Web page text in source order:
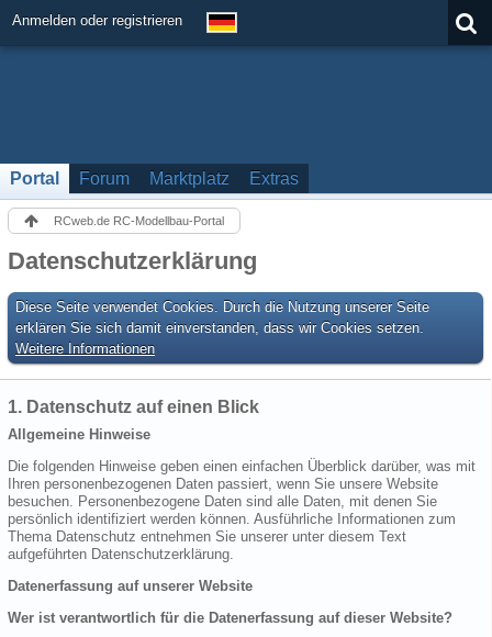
Anmelden oder registrieren
Portal Forum Marktplatz Extras
RCweb.de RC-Modellbau-Portal
Datenschutzerklärung
Diese Seite verwendet Cookies. Durch die Nutzung unserer Seite
erklären Sie sich damit einverstanden, dass wir Cookies setzen.
Weitere Informationen
1. Datenschutz auf einen Blick
Allgemeine Hinweise
Die folgenden Hinweise geben einen einfachen Überblick darüber, was mit
Ihren personenbezogenen Daten passiert, wenn Sie unsere Website
besuchen. Personenbezogene Daten sind alle Daten, mit denen Sie
persönlich identifiziert werden können. Ausführliche Informationen zum
Thema Datenschutz entnehmen Sie unserer unter diesem Text
aufgeführten Datenschutzerklärung.
Datenerfassung auf unserer Website
Wer ist verantwortlich für die Datenerfassung auf dieser Website?